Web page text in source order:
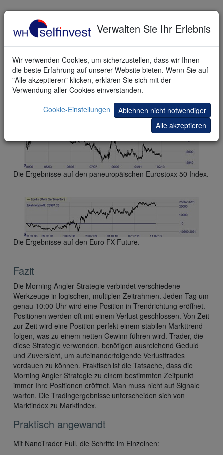
Die Ergebnisse auf den niederländischen AEX Index.
Die Ergebnisse auf den paneuropäischen Eurostoxx 50 Index.
Die Ergebnisse auf den Euro FX Future.
Fazit
Die Morning Angler Strategie verbindet verschiedene
Werkzeuge in logischen, multiplen Zeitrahmen. Jeden Tag um
genau 10:00 Uhr wird eine Position in Trendrichtung eröffnet.
Positionen werden oft mit einem Verlust geschlossen. Von Zeit
zur Zeit wird eine Position perfekt einem stabilen Markttrend
folgen, was zu einem netten Gewinn führen wird. Trader, die
diese Strategie verwenden, benötigen ausreichend Geduld
und Zuversicht, um aufeinanderfolgende Verlusttrades
verdauen zu können. Praktisch ist die Tatsache, dass die
Morning Angler Strategie zu einem bestimmten Zeitpunkt
immer Ihre Positionen eröffnet. Man muss nicht auf Signale
warten. Die Tradingergebnisse unterscheiden sich von
Marktindex zu Marktindex.
Praktisch angewandt
Mit NanoTrader Full, die Schritte im Einzelnen:
Verwalten Sie Ihr Erlebnis
Wir verwenden Cookies, um sicherzustellen, dass wir Ihnen
die beste Erfahrung auf unserer Website bieten. Wenn Sie auf
"Alle akzeptieren" klicken, erklären Sie sich mit der
Verwendung aller Cookies einverstanden.
Cookie-Einstellungen
Ablehnen nicht notwendiger
Alle akzeptieren